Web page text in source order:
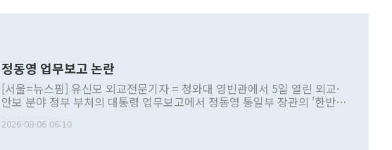
정동영 업무보고 논란
[서울=뉴스핌] 유신모 외교전문기자 = 청와대 영빈관에서 5일 열린 외교·
안보 분야 정부 부처의 대통령 업무보고에서 정동영 통일부 장관의 '한반도
발언 중에는 정부 내 조율을 거치지 않은 사안을 정책으로 추진하겠다고 공
2026-08-06 06:10